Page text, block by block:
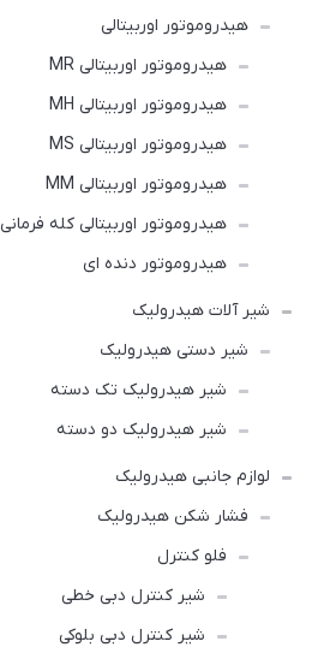
هیدروموتور اوربیتالی
هیدروموتور اوربیتالی MR
هیدروموتور اوربیتالی MH
هیدروموتور اوربیتالی MS
هیدروموتور اوربیتالی MM
هیدروموتور اوربیتالی کله فرمانی
هیدروموتور دنده ای
شیر آلات هیدرولیک
شیر دستی هیدرولیک
شیر هیدرولیک تک دسته
شیر هیدرولیک دو دسته
لوازم جانبی هیدرولیک
فشار شکن هیدرولیک
فلو کنترل
شیر کنترل دبی خطی
شیر کنترل دبی بلوکی